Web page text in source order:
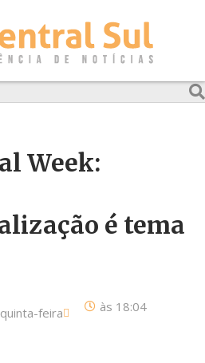
Week:
é tema
feira às 18:04